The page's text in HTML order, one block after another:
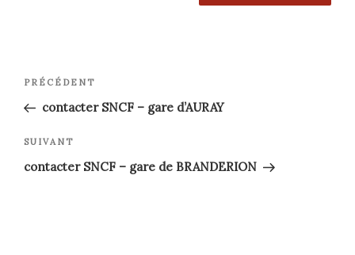
Navigation
de
l’article
Article
précédent
PRÉCÉDENT
contacter SNCF – gare d’AURAY
Article
suivant
SUIVANT
contacter SNCF – gare de BRANDERION